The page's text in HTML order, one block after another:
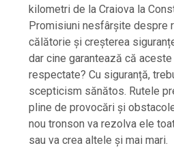
kilometri de la Craiova la
Promisiuni nesfârșite despre
călătorie și creșterea
dar cine garantează că
respectate? Cu siguranță,
scepticism sănătos. Rutele
pline de provocări și
nou tronson va rezolva ele
sau va crea altele și mai mari.